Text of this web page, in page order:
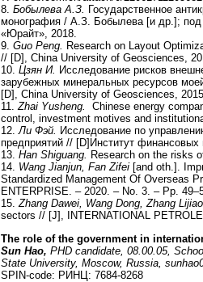
8. Бобылева А.З. Государственное
монография / А.З. Бобылева [и др.];
«Юрайт», 2018.
9. Guo Peng. Research on Layout
// [D], China University of Geosciences,
10. Цзян И. Исследование рисков
зарубежных минеральных ресурсов
[D], China University of Geosciences,
11.Zhai Yusheng.
Chinese energy
control, investment motives and
12.Ли Фэй. Исследование по
предприятий // [D]Институт
13. Han Shiguang. Research on the risks
14. Wang Jianjun, Fan Zifei [and oth.].
Standardized Management Of Overseas
ENTERPRISE. – 2020. – No. 3. – Pp.
15.Zhang Dawei, Wang Dong, Zhang
sectors // [J], INTERNATIONAL
The role of the government in
Sun Hao, PHD candidate, 08.00.05,
State University, Moscow, Russia,
SPIN-code: РИНЦ: 7684-8268